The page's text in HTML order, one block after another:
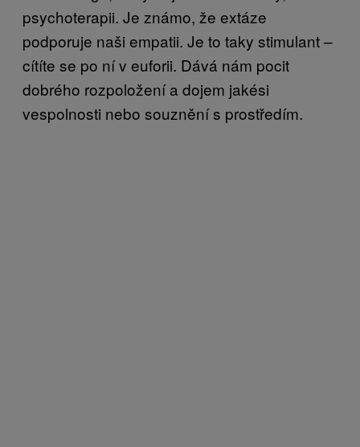
psychoterapii. Je známo, že extáze
podporuje naši empatii. Je to taky stimulant –
cítíte se po ní v euforii. Dává nám pocit
dobrého rozpoložení a dojem jakési
vespolnosti nebo souznění s prostředím.